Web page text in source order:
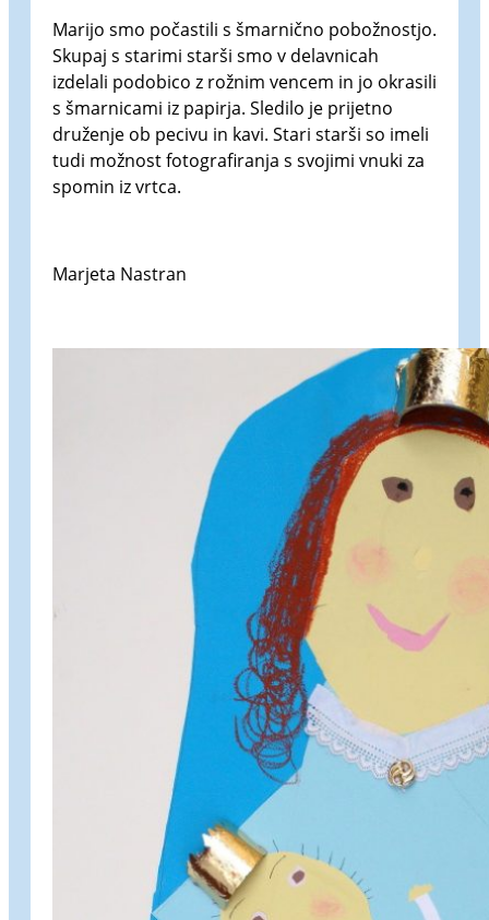
Marijo smo počastili s šmarnično pobožnostjo.
Skupaj s starimi starši smo v delavnicah
izdelali podobico z rožnim vencem in jo okrasili
s šmarnicami iz papirja. Sledilo je prijetno
druženje ob pecivu in kavi. Stari starši so imeli
tudi možnost fotografiranja s svojimi vnuki za
spomin iz vrtca.
Marjeta Nastran